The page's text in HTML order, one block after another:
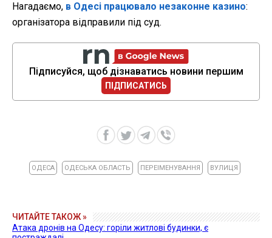
Нагадаємо, в Одесі працювало незаконне казино:
організатора відправили під суд.
Підписуйся, щоб дізнаватись новини першим
ПІДПИСАТИСЬ
ОДЕСА ОДЕСЬКА ОБЛАСТЬ ПЕРЕІМЕНУВАННЯ ВУЛИЦЯ
ЧИТАЙТЕ ТАКОЖ »
Атака дронів на Одесу: горіли житлові будинки, є